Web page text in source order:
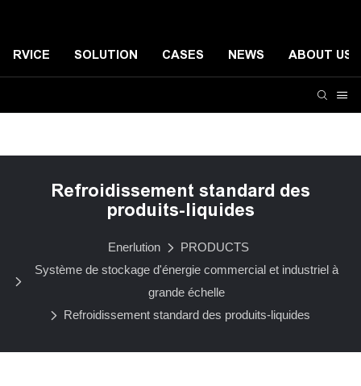
SOLUTION CASES NEWS ABOUT US
Refroidissement standard des
produits-liquides
Enerlution
PRODUCTS
Système de stockage d'énergie commercial et industriel à
grande échelle
Refroidissement standard des produits-liquides